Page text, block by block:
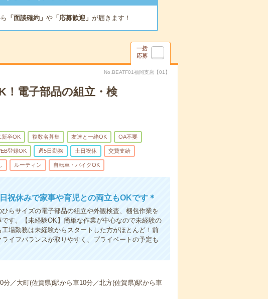
「面談確約」 や「応募歓迎」 が届きます！
一括
応募
No.BEATF01福岡支店【01】
！電子部品の組立・検
新卒OK 複数名募集 友達と一緒OK OA不要
登録OK 週5日勤務 土日祝休 交費支給
ルーティン 自転車・バイクOK
祝休みで家事や育児との両立もOKです＊
らサイズの電子部品の組立や外観検査、梱包作業を
す。【未経験OK】簡単な作業が中心なので未経験の
場勤務は未経験からスタートした方がほとんど！前
イフバランスが取りやすく、プライベートの予定も
／大町(佐賀県)駅から車10分／北方(佐賀県)駅から車